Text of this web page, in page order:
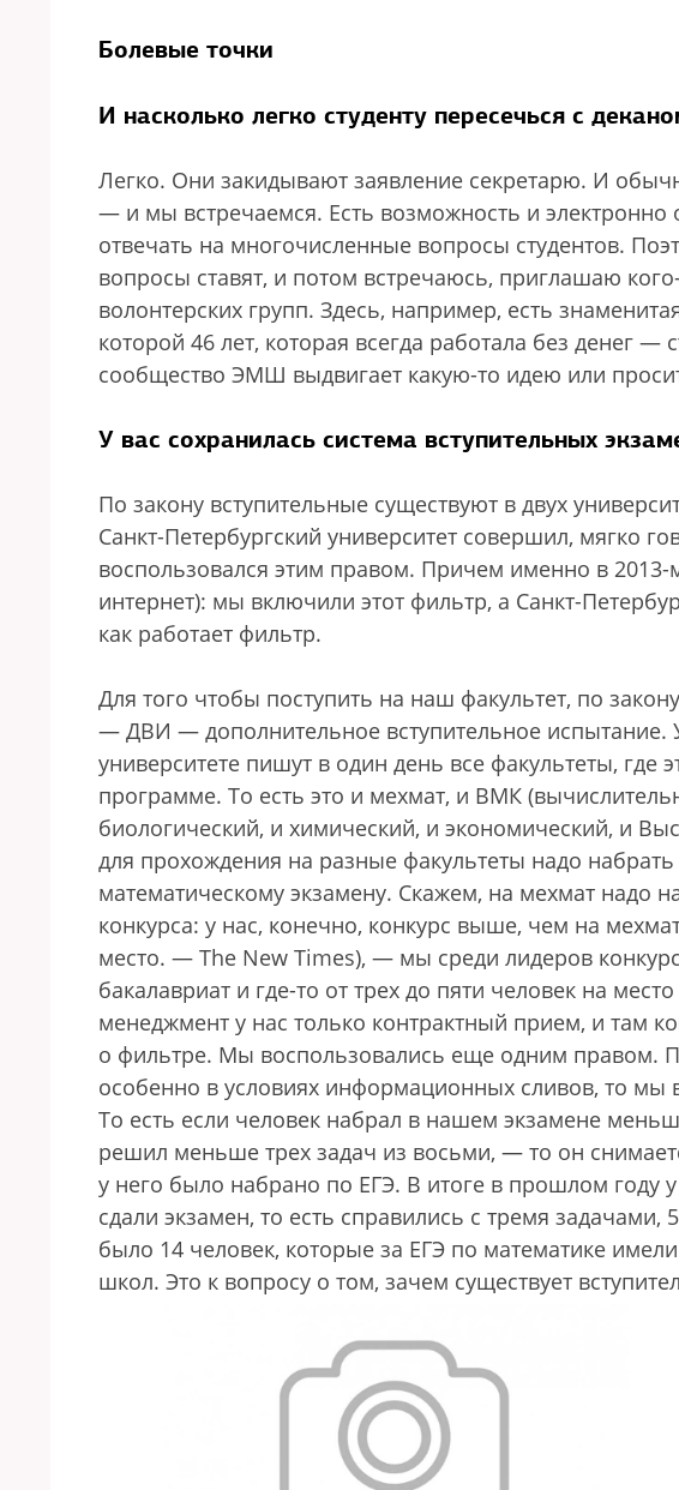
Болевые точки
И насколько легко студенту пересечься с
Легко. Они закидывают заявление секретарю. И
— и мы встречаемся. Есть возможность и электронно
отвечать на многочисленные вопросы студентов.
вопросы ставят, и потом встречаюсь, приглашаю
волонтерских групп. Здесь, например, есть
которой 46 лет, которая всегда работала без денег
сообщество ЭМШ выдвигает какую-то идею или
У вас сохранилась система вступительных
По закону вступительные существуют в двух
Санкт-Петербургский университет совершил, мягко
воспользовался этим правом. Причем именно в
интернет): мы включили этот фильтр, а Санкт-
как работает фильтр.
Для того чтобы поступить на наш факультет, по
— ДВИ — дополнительное вступительное испытание.
университете пишут в один день все факультеты, где
программе. То есть это и мехмат, и ВМК
биологический, и химический, и экономический, и
для прохождения на разные факультеты надо
математическому экзамену. Скажем, на мехмат надо
конкурса: у нас, конечно, конкурс выше, чем на
место. — The New Times), — мы среди лидеров
бакалавриат и где-то от трех до пяти человек на
менеджмент у нас только контрактный прием, и там
о фильтре. Мы воспользовались еще одним правом.
особенно в условиях информационных сливов, то
То есть если человек набрал в нашем экзамене
решил меньше трех задач из восьми, — то он
у него было набрано по ЕГЭ. В итоге в прошлом году
сдали экзамен, то есть справились с тремя
было 14 человек, которые за ЕГЭ по математике
школ. Это к вопросу о том, зачем существует